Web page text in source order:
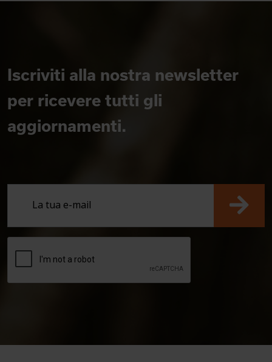
Iscriviti alla nostra newsletter
per ricevere tutti gli
aggiornamenti.